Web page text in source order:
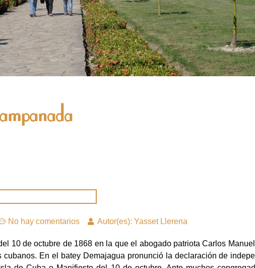
No hay comentarios Autor(es): Yasset Llerena
10 de octubre de 1868 en la que el abogado patriota Carlos
En el batey Demajagua pronunció la declaración de